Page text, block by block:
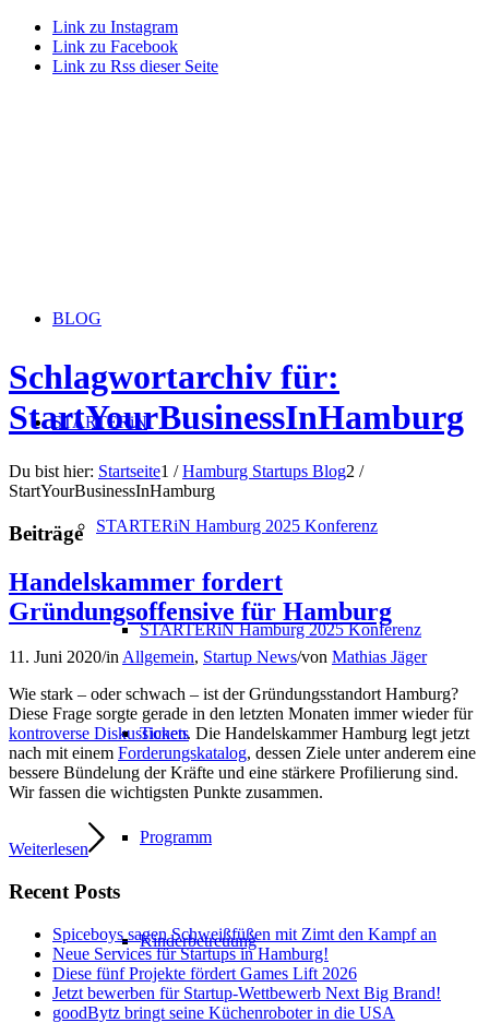
Link zu Instagram
Link zu Facebook
Link zu Rss dieser Seite
BLOG
STARTERiN
STARTERiN Hamburg 2025 Konferenz
STARTERiN Hamburg 2025 Konferenz
Tickets
Programm
Kinderbetreuung
Schlagwortarchiv für:
StartYourBusinessInHamburg
Du bist hier: Startseite1 / Hamburg Startups Blog2 /
StartYourBusinessInHamburg
Beiträge
Handelskammer fordert
Gründungsoffensive für Hamburg
11. Juni 2020/inAllgemein, Startup News/von Mathias Jäger
Wie stark – oder schwach – ist der Gründungsstandort Hamburg?
Diese Frage sorgte gerade in den letzten Monaten immer wieder für
kontroverse Diskussionen. Die Handelskammer Hamburg legt jetzt
nach mit einem Forderungskatalog, dessen Ziele unter anderem eine
bessere Bündelung der Kräfte und eine stärkere Profilierung sind.
Wir fassen die wichtigsten Punkte zusammen.
Weiterlesen
Recent Posts
Spiceboys sagen Schweißfüßen mit Zimt den Kampf an
Neue Services für Startups in Hamburg!
Diese fünf Projekte fördert Games Lift 2026
Jetzt bewerben für Startup-Wettbewerb Next Big Brand!
goodBytz bringt seine Küchenroboter in die USA